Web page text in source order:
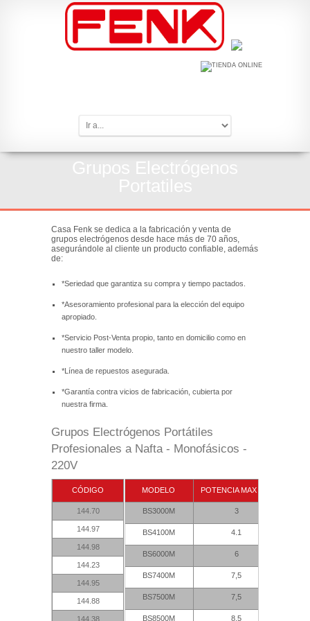
Grupos Electrógenos
Casa Fenk se dedica a la fabricación y venta de
grupos electrógenos desde hace más de 70 años,
asegurándole al cliente un producto confiable, además
de:
*Seriedad que garantiza su compra y tiempo pactados.
*Asesoramiento profesional para la elección del equipo
apropiado.
*Servicio Post-Venta propio, tanto en domicilio como en
nuestro taller modelo.
*Línea de repuestos asegurada.
*Garantía contra vicios de fabricación, cubierta por
nuestra firma.
Grupos Electrógenos Portátiles
Profesionales a Nafta - Monofásicos -
220V
MODELO POTENCIA MAX KVA
BS3000M 3
BS4100M 4.1
BS6000M 6
BS7400M 7,5
BS7500M 7,5
BS8500M 8,5
CÓDIGO
144.70
144.97
144.98
144.23
144.95
144.88
144.38